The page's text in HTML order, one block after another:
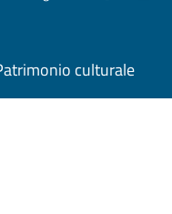
culturale